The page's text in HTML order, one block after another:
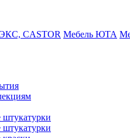
CASTOR Мебель ЮТА
штукатурки